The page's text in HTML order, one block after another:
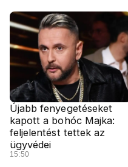
Újabb fenyegetéseket
kapott a bohóc Majka:
feljelentést tettek az
ügyvédei
15:50